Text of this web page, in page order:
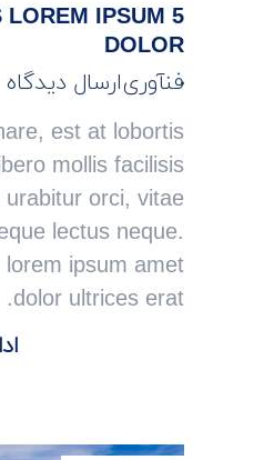
LOREM IPSUM
DOLOR
فنآوریارسال دیدگاه
est at lobortis
mollis facilisis
urabitur orci, vitae
lectus neque.
lorem ipsum amet
dolor ultrices erat.